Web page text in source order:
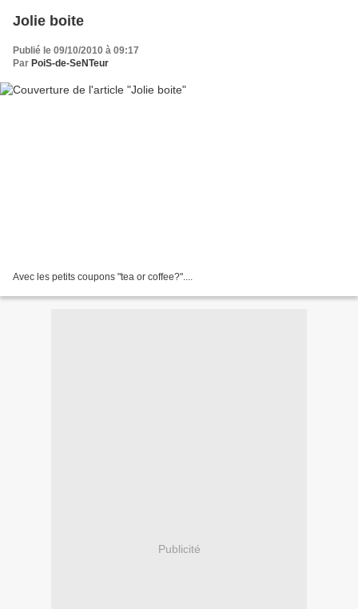
Jolie boite
Publié le 09/10/2010 à 09:17
Par PoiS-de-SeNTeur
Avec les petits coupons "tea or coffee?"....
Publicité